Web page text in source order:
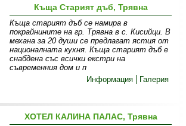
Къща Старият дъб, Трявна
Къща старият дъб се намира в
покрайнините на гр. Трявна в с. Кисийци. В
механа за 20 души се предлагат ястия от
националната кухня. Къща старият дъб е
снабдена със всички екстри на
съвременния дом и п
Информация
Галерия
ХОТЕЛ КАЛИНА ПАЛАС, Трявна